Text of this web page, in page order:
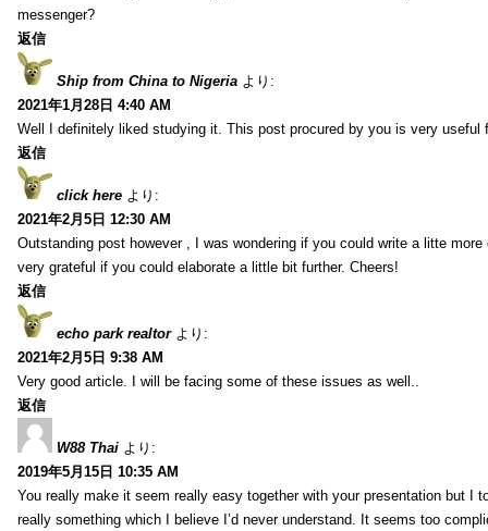
messenger?
返信
Ship from China to Nigeria より:
2021年1月28日 4:40 AM
Well I definitely liked studying it. This post procured by you is very useful
返信
click here より:
2021年2月5日 12:30 AM
Outstanding post however , I was wondering if you could write a litte
very grateful if you could elaborate a little bit further. Cheers!
返信
echo park realtor より:
2021年2月5日 9:38 AM
Very good article. I will be facing some of these issues as well..
返信
W88 Thai より:
2019年5月15日 10:35 AM
You really make it seem really easy together with your presentation but I
really something which I believe I’d never understand. It seems too